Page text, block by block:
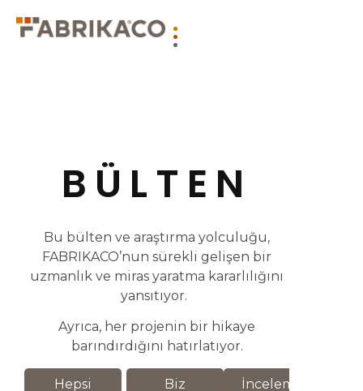
BÜLTEN
Bu bülten ve araştırma yolculuğu,
FABRIKACO’nun sürekli gelişen bir
uzmanlık ve miras yaratma kararlılığını
yansıtıyor.
Ayrıca, her projenin bir hikaye
barındırdığını hatırlatıyor.
Hepsi Biz İnceleme